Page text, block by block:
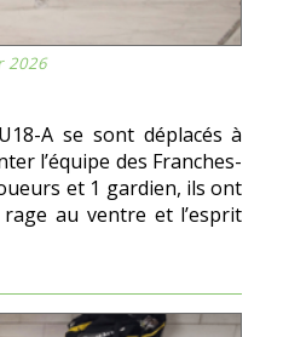
2026
A se sont déplacés à
l’équipe des Franches-
et 1 gardien, ils ont
au ventre et l’esprit